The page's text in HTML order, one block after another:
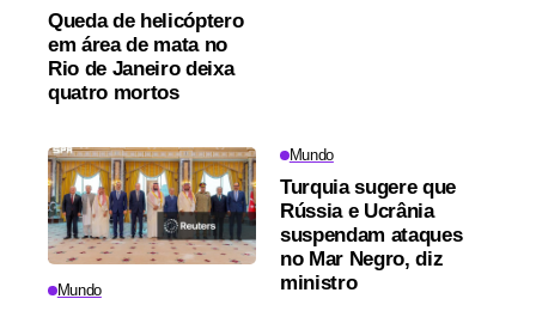
Queda de helicóptero
em área de mata no
Rio de Janeiro deixa
quatro mortos
Mundo
Mundo
Turquia sugere que
Rússia e Ucrânia
suspendam ataques
no Mar Negro, diz
ministro